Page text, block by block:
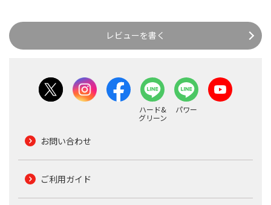
レビューを書く
ハード&
グリーン
パワー
お問い合わせ
ご利用ガイド